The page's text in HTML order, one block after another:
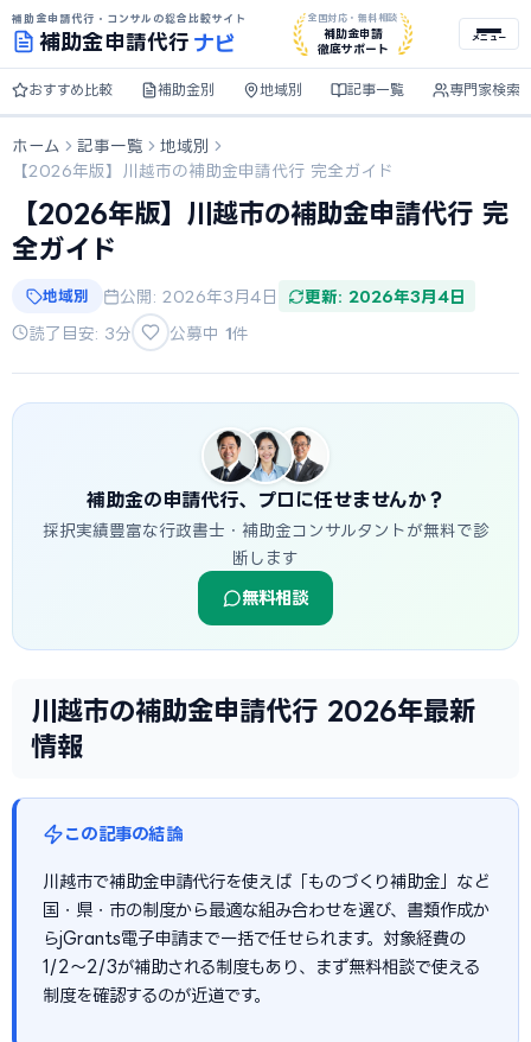
補助金申請代行・コンサルの総合比較サイト
補助金申請代行 ナビ
全国対応・無料相談
補助金申請
徹底サポート
メニュー
おすすめ比較 補助金別 地域別 記事一覧 専門家検索
ホーム 記事一覧
地域別
【2026年版】川越市の補助金申請代行 完全ガイド
【2026年版】川越市の補助金申請代行 完
全ガイド
地域別 公開: 2026年3月4日 更新: 2026年3月4日
読了目安: 3分 公募中 1件
補助金の申請代行、プロに任せませんか？
採択実績豊富な行政書士・補助金コンサルタントが無料で診
断します
無料相談
川越市の補助金申請代行 2026年最新
情報
この記事の結論
川越市で補助金申請代行を使えば「ものづくり補助金」など
国・県・市の制度から最適な組み合わせを選び、書類作成か
らjGrants電子申請まで一括で任せられます。対象経費の
1/2〜2/3が補助される制度もあり、まず無料相談で使える
制度を確認するのが近道です。